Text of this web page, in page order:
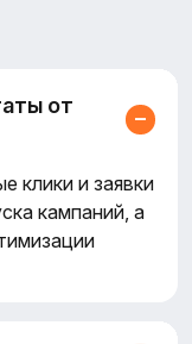
от
клики и заявки
кампаний, а